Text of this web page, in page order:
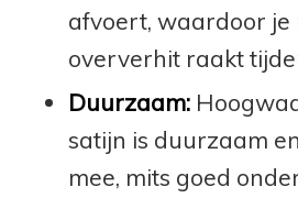
afvoert, waardoor je
oververhit raakt
Duurzaam:
satijn is duurzaam
mee, mits goed